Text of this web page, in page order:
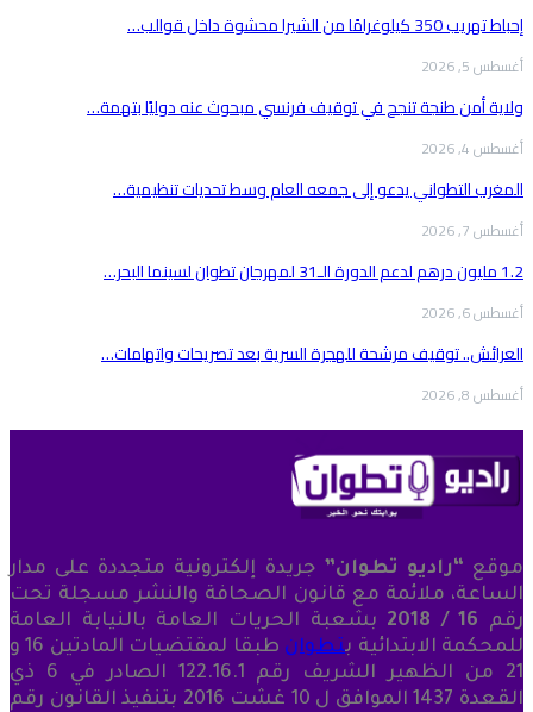
إحباط تهريب 350 كيلوغرامًا من الشيرا محشوة داخل قوالب…
أغسطس 5, 2026
ولاية أمن طنجة تنجح في توقيف فرنسي مبحوث عنه دوليًا بتهمة…
أغسطس 4, 2026
المغرب التطواني يدعو إلى جمعه العام وسط تحديات تنظيمية…
أغسطس 7, 2026
1.2 مليون درهم لدعم الدورة الـ31 لمهرجان تطوان لسينما البحر…
أغسطس 6, 2026
العرائش.. توقيف مرشحة للهجرة السرية بعد تصريحات واتهامات…
أغسطس 8, 2026
موقع “راديو تطوان” جريدة إلكترونية متجددة على مدار
الساعة، ملائمة مع قانون الصحافة والنشر مسجلة تحت
رقم 16 / 2018
بشعبة الحريات العامة بالنيابة العامة
للمحكمة الابتدائية بتطوان
طبقا لمقتضيات المادتين 16 و
21 من الظهير الشريف رقم 122.16.1 الصادر في 6 ذي
القعدة 1437 الموافق ل 10 غشت 2016 بتنفيذ القانون رقم